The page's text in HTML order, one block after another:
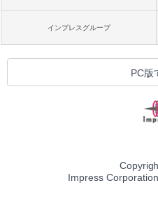
インプレスグループ
PC版
Impress